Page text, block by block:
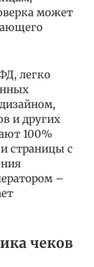
может
легко
и других
100%
страницы с
–
чеков